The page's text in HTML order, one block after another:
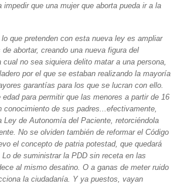
que una mujer que aborta pueda ir a la
que pretenden con esta nueva ley es ampliar
abortar, creando una nueva figura del
no sea siquiera delito matar a una persona,
por el que se estaban realizando la mayoría
garantías para los que se lucran con ello.
para permitir que las menores a partir de 16
conocimiento de sus padres...efectivamente,
Ley de Autonomía del Paciente, retorciéndola
No se olviden también de reformar el Código
el concepto de patria potestad, que quedará
de suministrar la PDD sin receta en las
al mismo desatino. O a ganas de meter ruido
la ciudadanía. Y ya puestos, vayan